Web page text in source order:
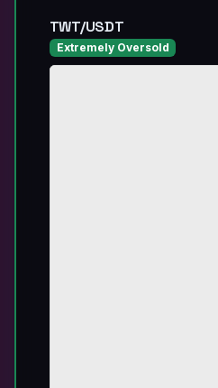
TWT/USDT
Extremely Oversold